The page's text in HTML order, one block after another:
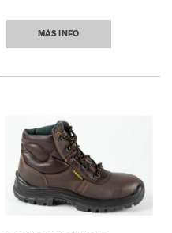
MÁS INFO